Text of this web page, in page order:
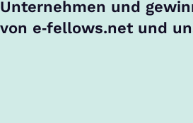
Unternehmen und
von e‑fellows.net und